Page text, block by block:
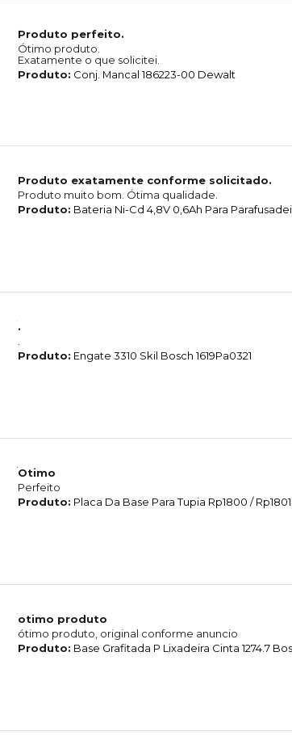
Produto perfeito.
Ótimo produto.
Exatamente o que solicitei.
Produto: Conj. Mancal 186223-00 Dewalt
Produto exatamente conforme solicitado.
Produto muito bom. Ótima qualidade.
Produto: Bateria Ni-Cd 4,8V 0,6Ah Para
.
Produto: Engate 3310 Skil Bosch 1619Pa0321
Otimo
Perfeito
Produto: Placa Da Base Para Tupia Rp1800 /
otimo produto
ótimo produto, original conforme anuncio
Produto: Base Grafitada P Lixadeira Cinta 1274.7